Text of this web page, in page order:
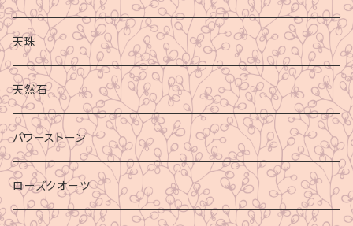
天珠
天然石
パワーストーン
ローズクオーツ